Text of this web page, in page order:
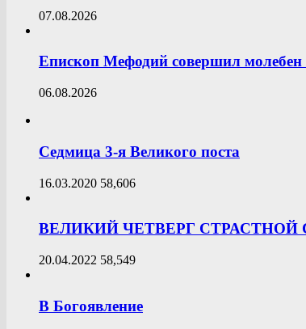
07.08.2026
Епископ Мефодий совершил молебен
06.08.2026
Седмица 3-я Великого поста
16.03.2020 58,606
ВЕЛИКИЙ ЧЕТВЕРГ
20.04.2022 58,549
В Богоявление